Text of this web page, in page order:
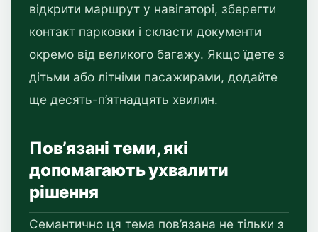
відкрити маршрут у навігаторі, зберегти
контакт парковки і скласти документи
окремо від великого багажу. Якщо їдете з
дітьми або літніми пасажирами, додайте
ще десять-п’ятнадцять хвилин.
Пов’язані теми, які
допомагають ухвалити
рішення
Семантично ця тема пов’язана не тільки з